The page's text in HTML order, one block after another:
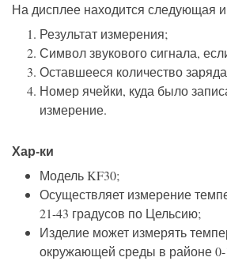
На дисплее находится следующая
Результат измерения;
Символ звукового сигнала,
Оставшееся количество
Номер ячейки, куда было
измерение.
Хар-ки
Модель KF30;
Осуществляет измерение
21-43 градусов по Цельсию;
Изделие может измерять
окружающей среды в районе 0-